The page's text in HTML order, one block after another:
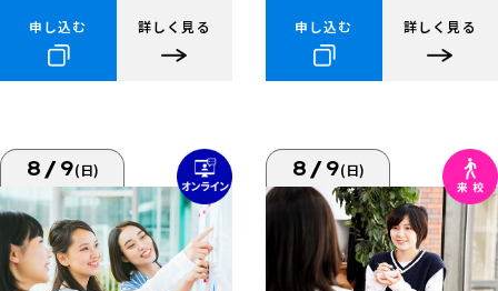
申し込む 詳しく見る 申し込む 詳しく見る
8/9(日) 8/9(日)